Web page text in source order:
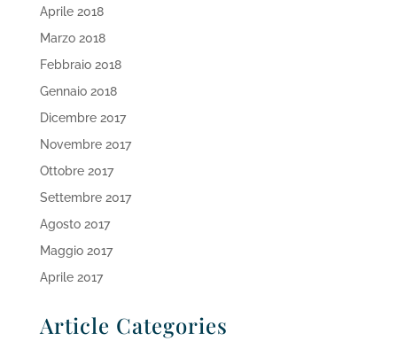
Aprile 2018
Marzo 2018
Febbraio 2018
Gennaio 2018
Dicembre 2017
Novembre 2017
Ottobre 2017
Settembre 2017
Agosto 2017
Maggio 2017
Aprile 2017
Article Categories